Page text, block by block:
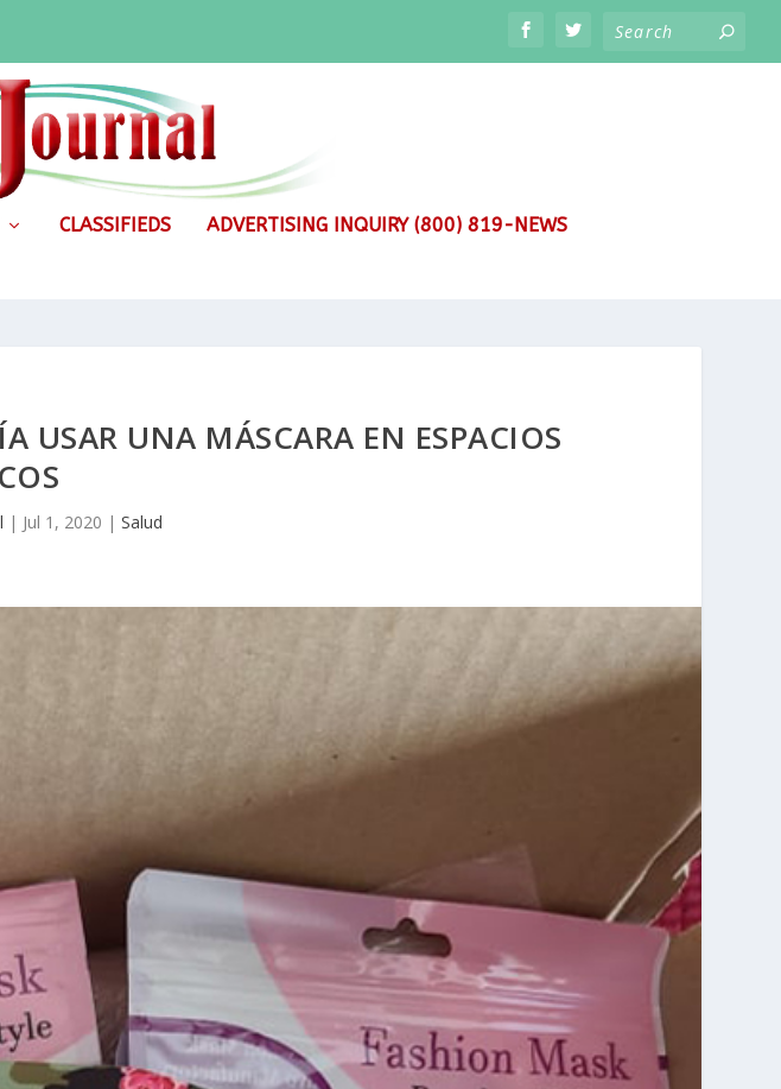
CLASSIFIEDS ADVERTISING INQUIRY (800) 819-NEWS
USAR UNA MÁSCARA EN ESPACIOS
| Jul 1, 2020 | Salud